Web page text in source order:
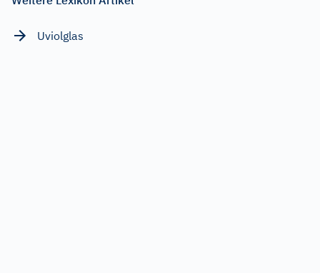
Uviolglas